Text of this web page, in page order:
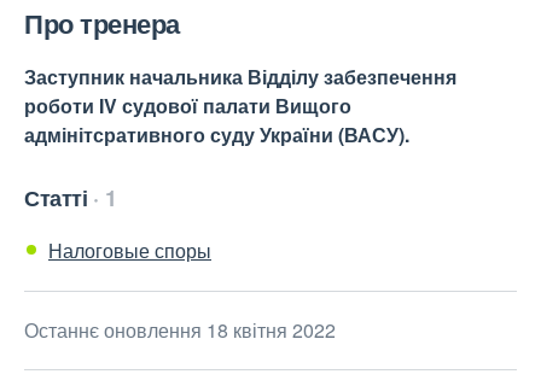
Про тренера
Заступник начальника Відділу забезпечення
роботи IV судової палати Вищого
адмінітсративного суду України (ВАСУ).
Статті 1
Налоговые споры
Останнє оновлення 18 квітня 2022